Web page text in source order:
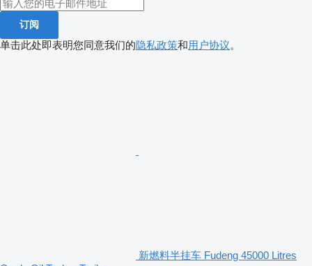
订阅
单击此处即表明您同意我们的隐私政策和用户协议。
新燃料半挂车 Fudeng 45000 Litres